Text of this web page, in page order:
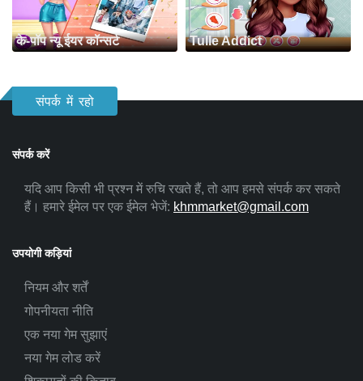
के-पॉप न्यू ईयर कॉन्सर्ट Tulle Addict
संपर्क में रहो
संपर्क करें
यदि आप किसी भी प्रश्न में रुचि रखते हैं, तो आप हमसे संपर्क कर सकते
हैं। हमारे ईमेल पर एक ईमेल भेजें: khmmarket@gmail.com
उपयोगी कड़ियां
नियम और शर्तें
गोपनीयता नीति
एक नया गेम सुझाएं
नया गेम लोड करें